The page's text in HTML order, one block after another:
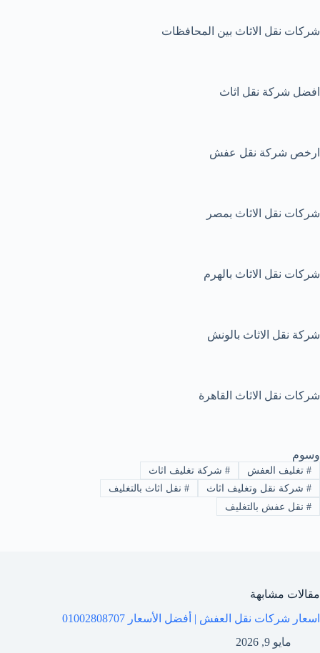
شركات نقل الاثاث بين المحافظات
افضل شركة نقل اثاث
ارخص شركة نقل عفش
شركات نقل الاثاث بمصر
شركات نقل الاثاث بالهرم
شركة نقل الاثاث بالونش
شركات نقل الاثاث القاهرة
وسوم
#تغليف العفش #شركة تغليف اثاث
#شركة نقل وتغليف اثاث #نقل اثاث بالتغليف
#نقل عفش بالتغليف
مقالات مشابهة
اسعار شركات نقل العفش | أفضل الأسعار 01002808707
مايو 9, 2026